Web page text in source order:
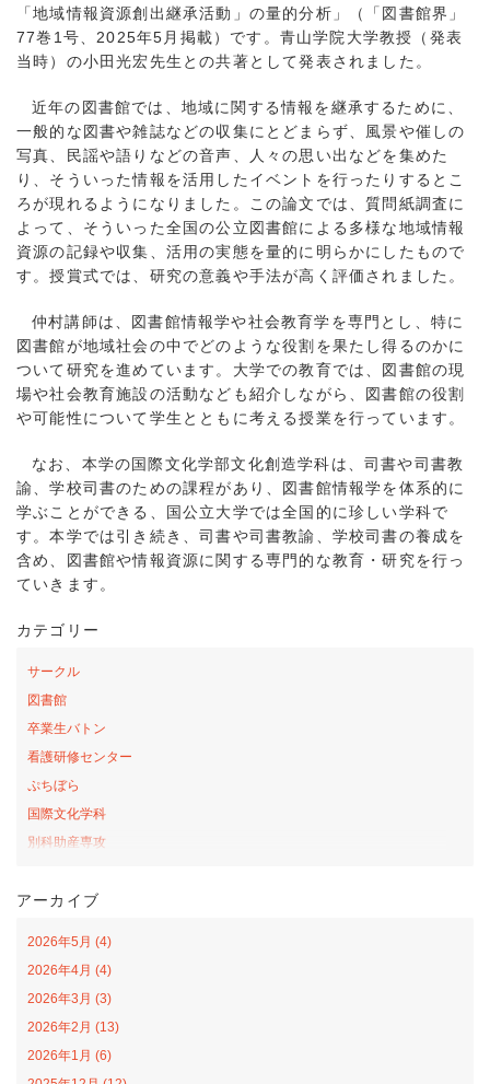
カテゴリー
サークル
図書館
卒業生バトン
看護研修センター
ぷちぼら
国際文化学科
別科助産専攻
お弁当の日プロジェクト
アーカイブ
2026年5月 (4)
2026年4月 (4)
2026年3月 (3)
2026年2月 (13)
2026年1月 (6)
「地域情報資源創出継承活動」の量的分析」（「図書館界」
77巻1号、2025年5月掲載）です。青山学院大学教授（発表
当時）の小田光宏先生との共著として発表されました。
近年の図書館では、地域に関する情報を継承するために、
一般的な図書や雑誌などの収集にとどまらず、風景や催しの
写真、民謡や語りなどの音声、人々の思い出などを集めた
り、そういった情報を活用したイベントを行ったりするとこ
ろが現れるようになりました。この論文では、質問紙調査に
よって、そういった全国の公立図書館による多様な地域情報
資源の記録や収集、活用の実態を量的に明らかにしたもので
す。授賞式では、研究の意義や手法が高く評価されました。
仲村講師は、図書館情報学や社会教育学を専門とし、特に
図書館が地域社会の中でどのような役割を果たし得るのかに
ついて研究を進めています。大学での教育では、図書館の現
場や社会教育施設の活動なども紹介しながら、図書館の役割
や可能性について学生とともに考える授業を行っています。
なお、本学の国際文化学部文化創造学科は、司書や司書教
諭、学校司書のための課程があり、図書館情報学を体系的に
学ぶことができる、国公立大学では全国的に珍しい学科で
す。本学では引き続き、司書や司書教諭、学校司書の養成を
含め、図書館や情報資源に関する専門的な教育・研究を行っ
ていきます。